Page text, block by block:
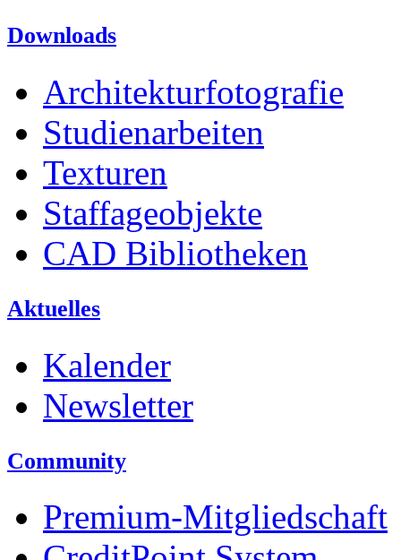
Downloads
Architekturfotografie
Studienarbeiten
Texturen
Staffageobjekte
CAD Bibliotheken
Aktuelles
Kalender
Newsletter
Community
Premium-Mitgliedschaft